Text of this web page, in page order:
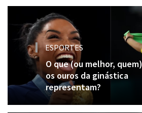
ESPORTES
O que (ou melhor, quem)
os ouros da ginástica
representam?